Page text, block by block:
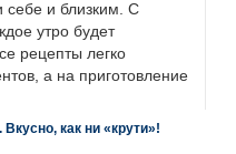
себе и близким. С
утро будет
рецепты легко
а на приготовление
как ни «крути»!